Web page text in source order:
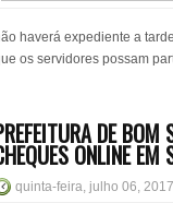
haverá expediente a
os servidores possam
DE
ONLINE
quinta-feira, julho 06, 2017